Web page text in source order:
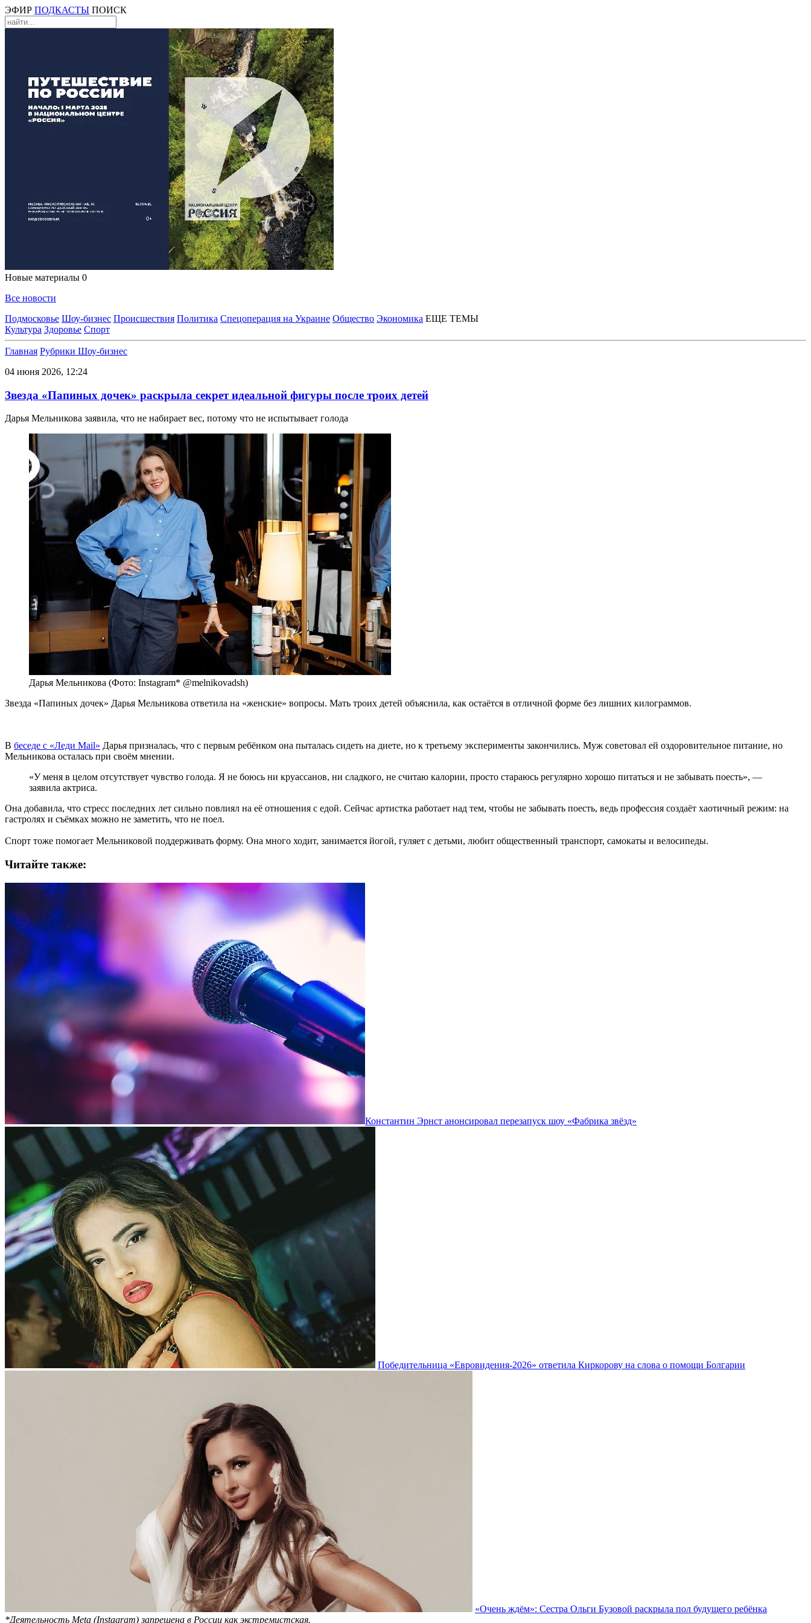
ЭФИР ПОДКАСТЫ ПОИСК
Новые материалы 0
Все новости
Подмосковье Шоу-бизнес Происшествия Политика Спецоперация на Украине Общество Экономика ЕЩЕ ТЕМЫ
Культура Здоровье Спорт
Главная Рубрики Шоу-бизнес
04 июня 2026, 12:24
Звезда «Папиных дочек» раскрыла секрет идеальной фигуры после троих детей
Дарья Мельникова заявила, что не набирает вес, потому что не испытывает голода
Дарья Мельникова (Фото: Instagram* @melnikovadsh)
Звезда «Папиных дочек» Дарья Мельникова ответила на «женские» вопросы. Мать троих детей объяснила, как остаётся в отличной форме без лишних килограммов.
В беседе с «Леди Mail» Дарья призналась, что с первым ребёнком она пыталась сидеть на диете, но к третьему эксперименты закончились. Муж советовал ей оздоровительное питание, но
Мельникова осталась при своём мнении.
«У меня в целом отсутствует чувство голода. Я не боюсь ни круассанов, ни сладкого, не считаю калории, просто стараюсь регулярно хорошо питаться и не забывать поесть», —
заявила актриса.
Она добавила, что стресс последних лет сильно повлиял на её отношения с едой. Сейчас артистка работает над тем, чтобы не забывать поесть, ведь профессия создаёт хаотичный режим: на
гастролях и съёмках можно не заметить, что не поел.
Спорт тоже помогает Мельниковой поддерживать форму. Она много ходит, занимается йогой, гуляет с детьми, любит общественный транспорт, самокаты и велосипеды.
Читайте также:
Константин Эрнст анонсировал перезапуск шоу «Фабрика звёзд»
Победительница «Евровидения-2026» ответила Киркорову на слова о помощи Болгарии
«Очень ждём»: Сестра Ольги Бузовой раскрыла пол будущего ребёнка
*Деятельность Meta (Instagram) запрещена в России как экстремистская.